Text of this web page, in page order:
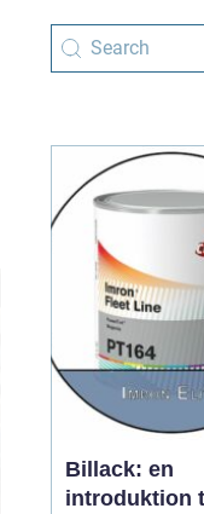
Billack: en
introduktion